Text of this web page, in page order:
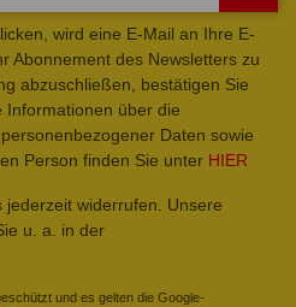
wird eine E-Mail an Ihre E-
Abonnement des Newsletters zu
abzuschließen, bestätigen Sie
Informationen über die
Daten sowie
Person finden Sie unter HIER
widerrufen. Unsere
u. a. in der
und es gelten die Google-